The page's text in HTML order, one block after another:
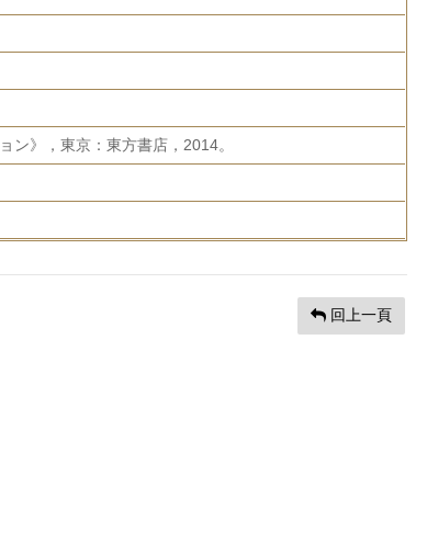
ン》，東京：東方書店，2014。
回上一頁